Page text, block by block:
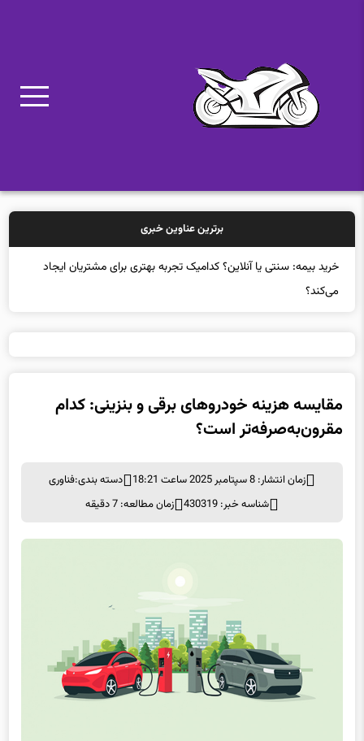
برترین عناوین خبری
خرید
مقرون‌به‌صرفه‌تر است؟
شناسه خبر: 430319
زمان مطالعه: 7 دقیقه